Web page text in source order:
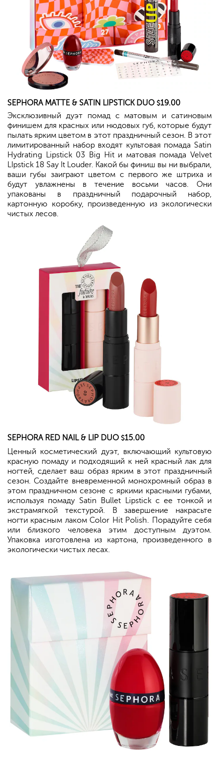
SEPHORA MATTE & SATIN LIPSTICK DUO $19.00
Эксклюзивный дуэт помад с матовым и сатиновым
финишем для красных или нюдовых губ, которые будут
пылать ярким цветом в этот праздничный сезон. В этот
лимитированный набор входят культовая помада Satin
Hydrating Lipstick 03 Big Hit и матовая помада Velvet
LIpstick 18 Say It Louder. Какой бы финиш вы ни выбрали,
ваши губы заиграют цветом с первого же штриха и
будут увлажнены в течение восьми часов. Они
упакованы в праздничный подарочный набор,
картонную коробку, произведенную из экологически
чистых лесов.
SEPHORA RED NAIL & LIP DUO $15.00
Ценный косметический дуэт, включающий культовую
красную помаду и подходящий к ней красный лак для
ногтей, сделает ваш образ ярким в этот праздничный
сезон. Создайте вневременной монохромный образ в
этом праздничном сезоне с яркими красными губами,
используя помаду Satin Bullet Lipstick с ее тонкой и
экстрамягкой текстурой. В завершение накрасьте
ногти красным лаком Color Hit Polish. Порадуйте себя
или близкого человека этим доступным дуэтом.
Упаковка изготовлена из картона, произведенного в
экологически чистых лесах.